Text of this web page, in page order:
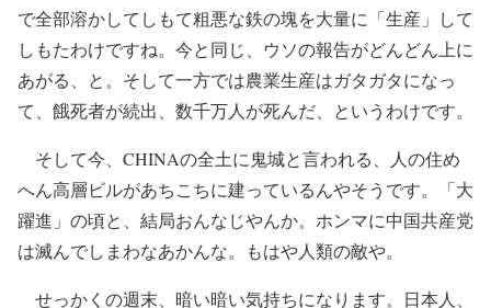
で全部溶かしてしもて粗悪な鉄の塊を大量に「生産」して
しもたわけですね。今と同じ、ウソの報告がどんどん上に
あがる、と。そして一方では農業生産はガタガタになっ
て、餓死者が続出、数千万人が死んだ、というわけです。
そして今、CHINAの全土に鬼城と言われる、人の住め
へん高層ビルがあちこちに建っているんやそうです。「大
躍進」の頃と、結局おんなじやんか。ホンマに中国共産党
は滅んでしまわなあかんな。もはや人類の敵や。
せっかくの週末、暗い暗い気持ちになります。日本人、